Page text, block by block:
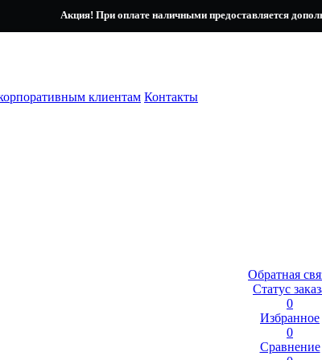
Акция! При оплате наличными предоставляется
клиентам Контакты
Обратная
Статус
0
Избранное
0
Сравнение